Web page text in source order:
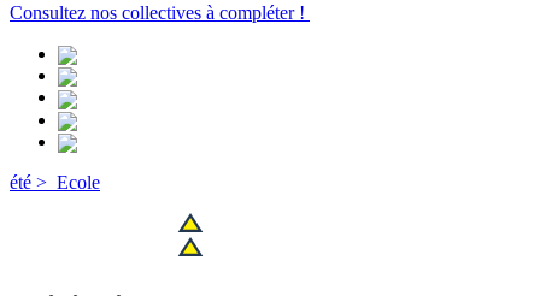
Consultez nos collectives à compléter !
été > Ecole